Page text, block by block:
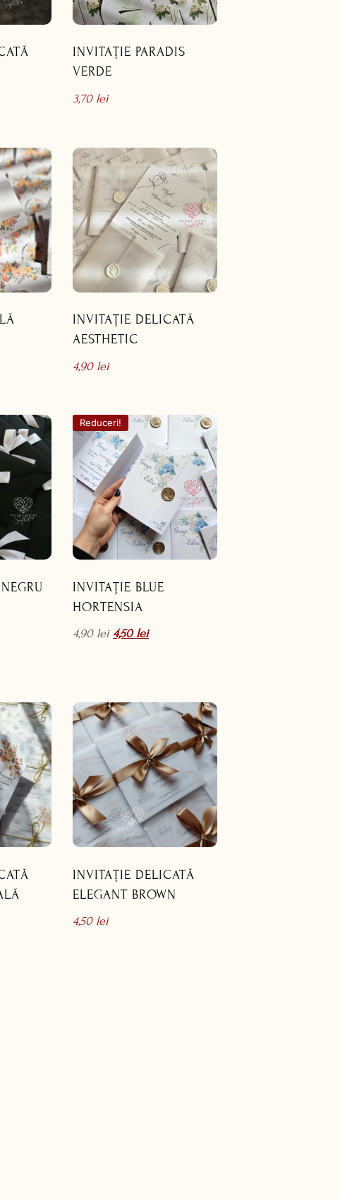
INVITAȚIE PARADIS
VERDE
3,70 lei
INVITAȚIE DELICATĂ
AESTHETIC
4,90 lei
Reduceri!
INVITAȚIE BLUE
HORTENSIA
4,90 lei 4,50lei
INVITAȚIE DELICATĂ
ELEGANT BROWN
4,50 lei